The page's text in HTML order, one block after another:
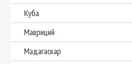
Куба
Мавриций
Мадагаскар